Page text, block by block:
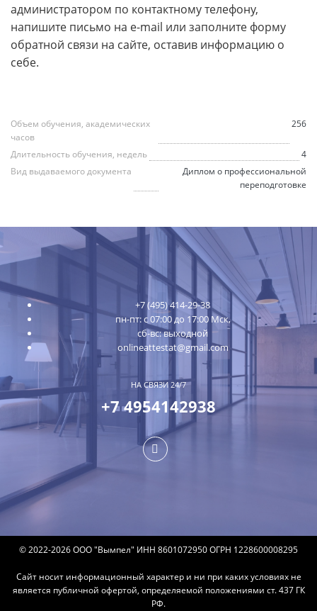
администратором по контактному телефону,
напишите письмо на e-mail или заполните форму
обратной связи на сайте, оставив информацию о
себе.
Объем обучения, академических
часов
256
Длительность обучения, недель
4
Вид выдаваемого документа
Диплом о профессиональной
переподготовке
+7 (495) 414-29-38
пн-пт: с 07:00 до 17:00 Мск,
сб-вс: выходной
onlineattestat@gmail.com
НА СВЯЗИ 24/7
+7 4954142938
© 2022-2026 ООО "Вымпел" ИНН 8601072950 ОГРН 1228600008295
Сайт носит информационный характер и ни при каких условиях не
является публичной офертой, определяемой положениями ст. 437 ГК
РФ.